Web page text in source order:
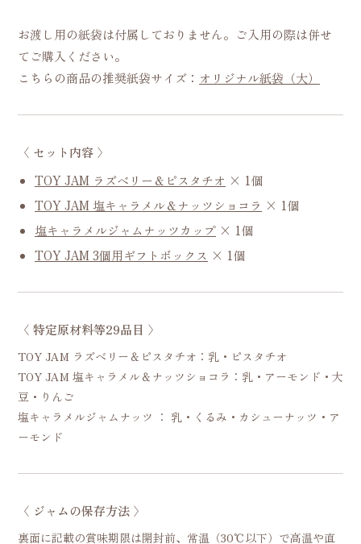
お渡し用の紙袋は付属しておりません。ご入用の際は併せ
てご購入ください。
こちらの商品の推奨紙袋サイズ： オリジナル紙袋（大）
〈 セット内容 〉
TOY JAM ラズベリー＆ピスタチオ × 1個
TOY JAM 塩キャラメル＆ナッツショコラ × 1個
塩キャラメルジャムナッツカップ × 1個
TOY JAM 3個用ギフトボックス × 1個
〈 特定原材料等29品目 〉
TOY JAM ラズベリー＆ピスタチオ：乳・ピスタチオ
TOY JAM 塩キャラメル＆ナッツショコラ：乳・アーモンド・大
豆・りんご
塩キャラメルジャムナッツ ： 乳・くるみ・カシューナッツ・ア
ーモンド
〈 ジャムの保存方法 〉
裏面に記載の賞味期限は開封前、常温（30℃以下）で高温や直